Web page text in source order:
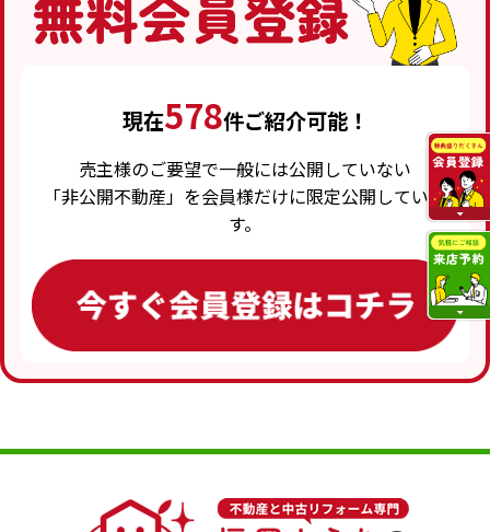
現在578件ご紹介可能！
売主様のご要望で一般には公開していない
「非公開不動産」を会員様だけに限定公開していま
す。